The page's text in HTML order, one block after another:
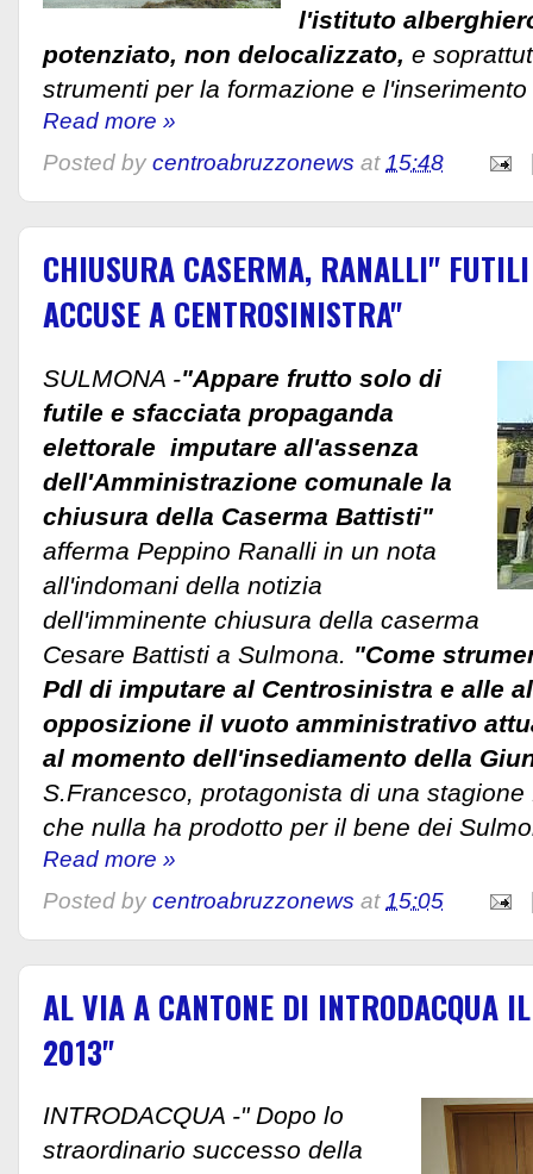
l'istituto
potenziato, non delocalizzato, e
strumenti per la formazione e
Read more »
Posted by centroabruzzonews at15:48
CHIUSURA CASERMA, RANALLI"
ACCUSE A CENTROSINISTRA"
SULMONA -"Appare frutto solo di
futile e sfacciata propaganda
elettorale imputare all'assenza
dell'Amministrazione comunale la
chiusura della Caserma Battisti"
afferma Peppino Ranalli in un nota
all'indomani della notizia
dell'imminente chiusura della caserma
Cesare Battisti a Sulmona. "Come
Pdl di imputare al Centrosinistra e alle
opposizione il vuoto amministrativo
al momento dell'insediamento della
S.Francesco, protagonista di una
che nulla ha prodotto per il bene dei
Read more »
Posted by centroabruzzonews at15:05
AL VIA A CANTONE DI INTRODACQUA
2013"
INTRODACQUA -" Dopo lo
straordinario successo della